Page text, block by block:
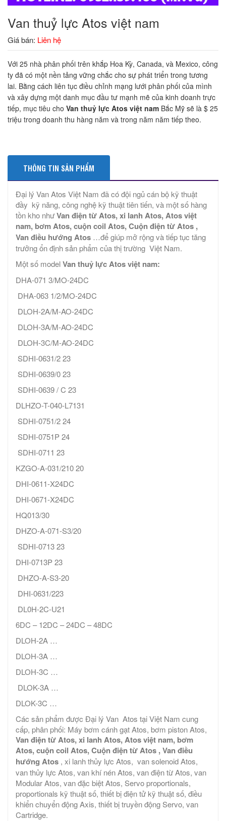
Van thuỷ lực Atos việt nam
Giá bán: Liên hệ
Với 25 nhà phân phối trên khắp Hoa Kỳ, Canada, và Mexico, công
ty đã có một nền tảng vững chắc cho sự phát triển trong tương
lai. Bằng cách liên tục điều chỉnh mạng lưới phân phối của mình
và xây dựng một danh mục đầu tư mạnh mẽ của kinh doanh trực
tiếp, mục tiêu cho Van thuỷ lực Atos việt nam Bắc Mỹ sẽ là $ 25
triệu trong doanh thu hàng năm và trong năm năm tiếp theo.
THÔNG TIN SẢN PHẨM
Đại lý Van Atos Việt Nam đã có đội ngủ cán bộ kỹ thuật
đầy kỹ năng, công nghệ kỹ thuật tiên tiến, và một số hàng
tồn kho nhưVan điện từ Atos, xi lanh Atos, Atos việt
nam, bơm Atos, cuộn coil Atos, Cuộn điện từ Atos ,
Van điều hướng Atos …để giúp mở rộng và tiếp tục tăng
trưởng ổn định sản phẩm của thị trường Việt Nam.
Một số modelVan thuỷ lực Atos việt nam:
DHA-071 3/MO-24DC
DHA-063 1/2/MO-24DC
DLOH-2A/M-AO-24DC
DLOH-3A/M-AO-24DC
DLOH-3C/M-AO-24DC
SDHI-0631/2 23
SDHI-0639/0 23
SDHI-0639 / C 23
DLHZO-T-040-L7131
SDHI-0751/2 24
SDHI-0751P 24
SDHI-0711 23
KZGO-A-031/210 20
DHI-0611-X24DC
DHI-0671-X24DC
HQ013/30
DHZO-A-071-S3/20
SDHI-0713 23
DHI-0713P 23
DHZO-A-S3-20
DHI-0631/223
DL0H-2C-U21
6DC – 12DC – 24DC – 48DC
DLOH-2A …
DLOH-3A …
DLOH-3C …
DLOK-3A …
DLOK-3C …
Các sản phẩm được Đại lý Van Atos tại Việt Nam cung
cấp, phân phối: Máy bơm cánh gạt Atos, bơm piston Atos,
Van điện từ Atos, xi lanh Atos, Atos việt nam, bơm
Atos, cuộn coil Atos, Cuộn điện từ Atos , Van điều
hướng Atos , xi lanh thủy lực Atos, van solenoid Atos,
van thủy lực Atos, van khí nén Atos, van điện từ Atos, van
Modular Atos, van đặc biệt Atos, Servo proportionals,
proportionals kỹ thuật số, thiết bị điện tử kỹ thuật số, điều
khiển chuyển động Axis, thiết bị truyền động Servo, van
Cartridge.